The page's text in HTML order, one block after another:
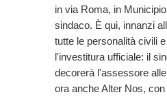
in via Roma, in
sindaco. È qui, innanzi
tutte le personalità civili
l'investitura ufficiale: il
decorerà l'assessore
ora anche Alter Nos, con